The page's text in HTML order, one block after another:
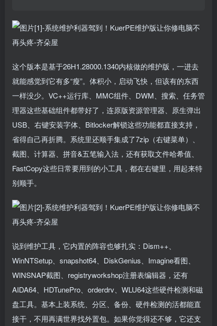
这个版本是基于26H1.28000.1340内核做的维护版，一进去
就能感觉到它有多“瘦”。体积小，启动飞快，但该有的东西
一样没少。VC++运行库、MMC组件、DWM、搜索、任务管
理器这些基础组件都带好了，连原版资源管理器、原生弹出
USB、右键安装字体、Bitlocker解锁这些功能都直接支持，
省得自己再折腾。系统里还顺手集成了7zip（右键菜单）、
截图、计算器、拼音&五笔输入法，还有获取文件哈希值、
FastCopy这些日常要用到的小工具，都在右键里，用起来特
别顺手。
说到维护工具，它内置的阵容也够扎实：Dism++、
WinNTSetup、snapshot64、DiskGenius、Imagine看图、
WINSNAP截图、registryworkshop注册表编辑器，还有
AIDA64、HDTunePro、orderdrv、WLU64这些硬件检测和磁
盘工具。基本上装系统、分区、备份、硬件检测的活都能直
接干，不用再满世界找外置包。如果你觉得还不够，它还支